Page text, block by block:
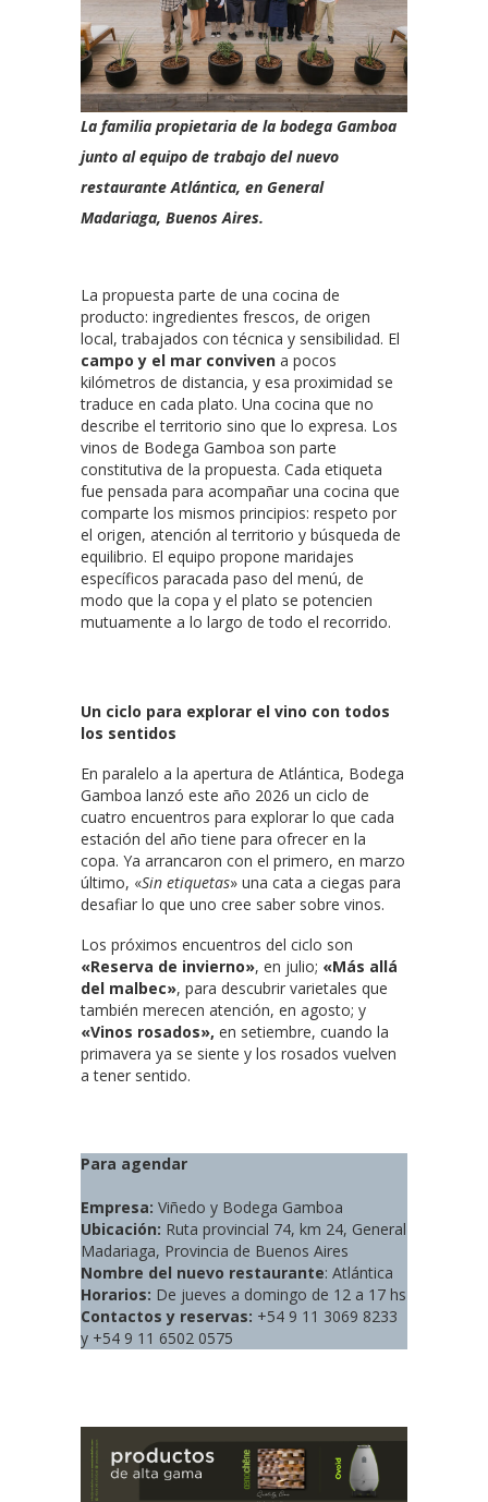
La familia propietaria de la bodega Gamboa
junto al equipo de trabajo del nuevo
restaurante Atlántica, en General
Madariaga, Buenos Aires.
La propuesta parte de una cocina de
producto: ingredientes frescos, de origen
local, trabajados con técnica y sensibilidad. El
campo y el mar conviven a pocos
kilómetros de distancia, y esa proximidad se
traduce en cada plato. Una cocina que no
describe el territorio sino que lo expresa. Los
vinos de Bodega Gamboa son parte
constitutiva de la propuesta. Cada etiqueta
fue pensada para acompañar una cocina que
comparte los mismos principios: respeto por
el origen, atención al territorio y búsqueda de
equilibrio. El equipo propone maridajes
específicos paracada paso del menú, de
modo que la copa y el plato se potencien
mutuamente a lo largo de todo el recorrido.
Un ciclo para explorar el vino con todos
los sentidos
En paralelo a la apertura de Atlántica, Bodega
Gamboa lanzó este año 2026 un ciclo de
cuatro encuentros para explorar lo que cada
estación del año tiene para ofrecer en la
copa. Ya arrancaron con el primero, en marzo
último, «Sin etiquetas» una cata a ciegas para
desafiar lo que uno cree saber sobre vinos.
Los próximos encuentros del ciclo son
«Reserva de invierno», en julio; «Más allá
del malbec», para descubrir varietales que
también merecen atención, en agosto; y
«Vinos rosados», en setiembre, cuando la
primavera ya se siente y los rosados vuelven
a tener sentido.
Para agendar
Empresa: Viñedo y Bodega Gamboa
Ubicación: Ruta provincial 74, km 24, General
Madariaga, Provincia de Buenos Aires
Nombre del nuevo restaurante: Atlántica
Horarios: De jueves a domingo de 12 a 17 hs
Contactos y reservas: +54 9 11 3069 8233
y +54 9 11 6502 0575